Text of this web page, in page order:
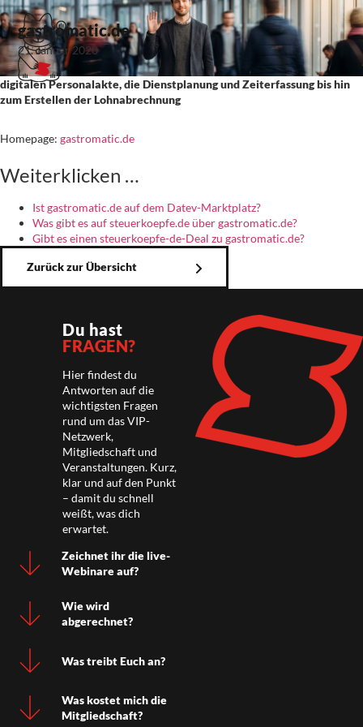
gastromatic.de
21. Januar 2020
digitalen Personalakte, die Dienstplanung und Zeiterfassung bis hin
zum Erstellen der Lohnabrechnung
Homepage: gastromatic.de
Weiterklicken …
Ist gastromatic.de auf dem Datev-Marktplatz?
Was gibt es auf steuerkoepfe.de über gastromatic.de?
Gibt es einen steuerkoepfe-de-Deal zu gastromatic.de?
Zurück zur Übersicht
Du hast
FRAGEN?
Hier findest du
Antworten auf die
wichtigsten Fragen
rund um das VIP-
Netzwerk,
Mitgliedschaft und
Veranstaltungen. Kurz,
klar und auf den Punkt
– damit du schnell
weißt, was dich
erwartet.
Zeichnet ihr die live-
Webinare auf?
Wie wird
abgerechnet?
Was treibt Euch an?
Was kostet mich die
Mitgliedschaft?